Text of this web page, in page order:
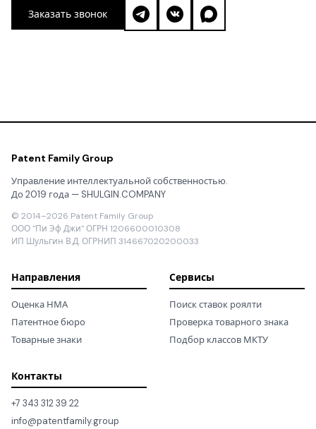
Заказать звонок
Patent Family Group
Управление интеллектуальной собственностью.
До 2019 года — SHULGIN.COMPANY
© 2014–2026 Patent Family Group
ООО "Пи Эф Джи" ОГРН 1206600010308
ИП Шульгин В.Д. ОГРНИП 314667020200033
Направления
Оценка НМА
Патентное бюро
Товарные знаки
Сервисы
Поиск ставок роялти
Проверка товарного знака
Подбор классов МКТУ
Контакты
+7 343 312 39 22
info@patentfamily.group